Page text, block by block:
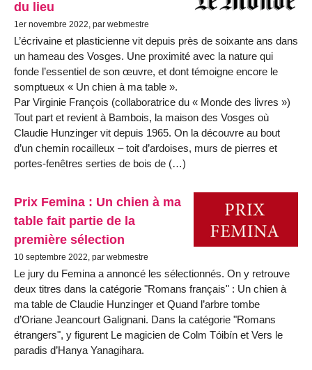
du lieu
1er novembre 2022, par webmestre
L’écrivaine et plasticienne vit depuis près de soixante ans dans
un hameau des Vosges. Une proximité avec la nature qui
fonde l’essentiel de son œuvre, et dont témoigne encore le
somptueux « Un chien à ma table ».
Par Virginie François (collaboratrice du « Monde des livres »)
Tout part et revient à Bambois, la maison des Vosges où
Claudie Hunzinger vit depuis 1965. On la découvre au bout
d’un chemin rocailleux – toit d’ardoises, murs de pierres et
portes-fenêtres serties de bois de (…)
Prix Femina : Un chien à ma
table fait partie de la
première sélection
10 septembre 2022, par webmestre
Le jury du Femina a annoncé les sélectionnés. On y retrouve
deux titres dans la catégorie "Romans français" : Un chien à
ma table de Claudie Hunzinger et Quand l’arbre tombe
d’Oriane Jeancourt Galignani. Dans la catégorie "Romans
étrangers", y figurent Le magicien de Colm Tóibín et Vers le
paradis d’Hanya Yanagihara.